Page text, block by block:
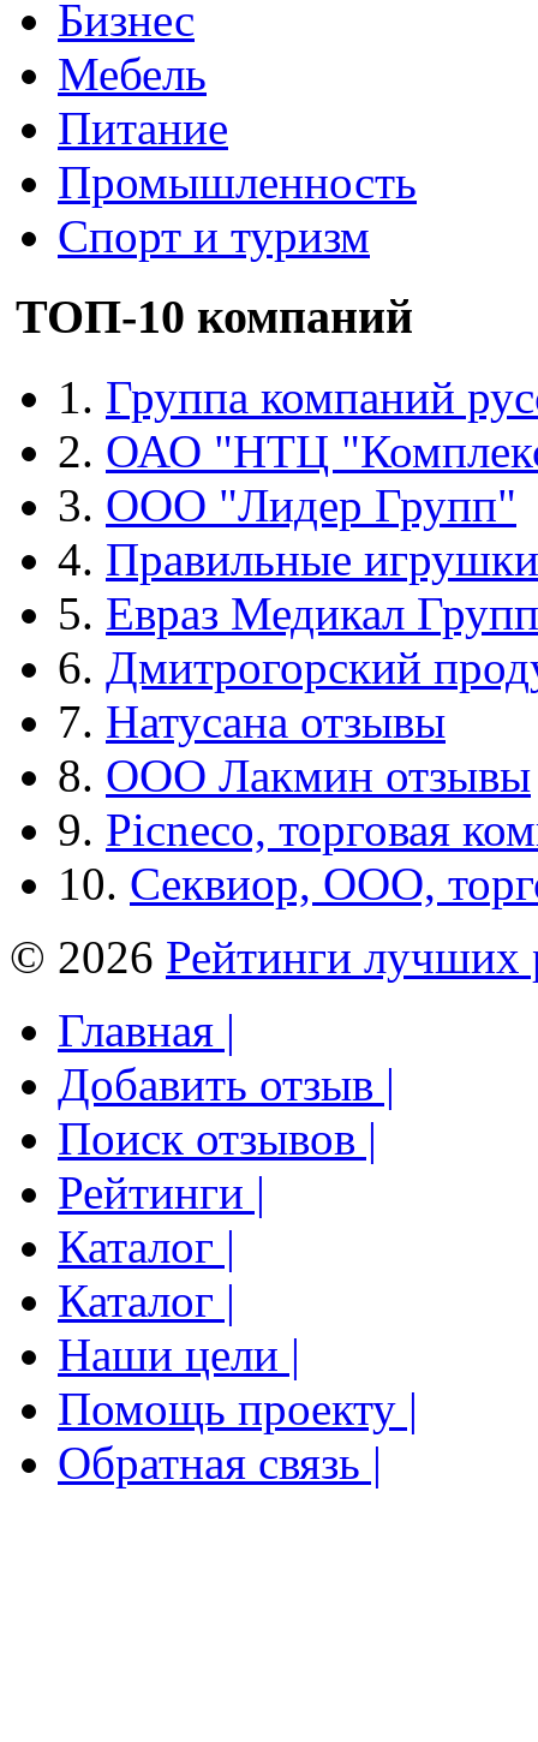
Бизнес
Мебель
Питание
Промышленность
Спорт и туризм
ТОП-10 компаний
1. Группа компаний
2. ОАО "НТЦ
3. ООО "Лидер Групп"
4. Правильные игрушки
5. Евраз Медикал Групп
6. Дмитрогорский
7. Натусана отзывы
8. ООО Лакмин отзывы
9. Picneco, торговая
10. Секвиор, ООО,
© 2026 Рейтинги лучших
Главная |
Добавить отзыв |
Поиск отзывов |
Рейтинги |
Каталог |
Каталог |
Наши цели |
Помощь проекту |
Обратная связь |